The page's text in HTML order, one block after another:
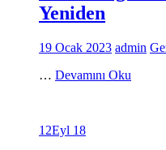
Yeniden
19 Ocak 2023 admin
… Devamını Oku
12Eyl 18